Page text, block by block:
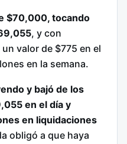
$70,000, tocando
, y con
valor de $775 en el
en la semana.
y bajó de los
en el día y
en liquidaciones
obligó a que haya